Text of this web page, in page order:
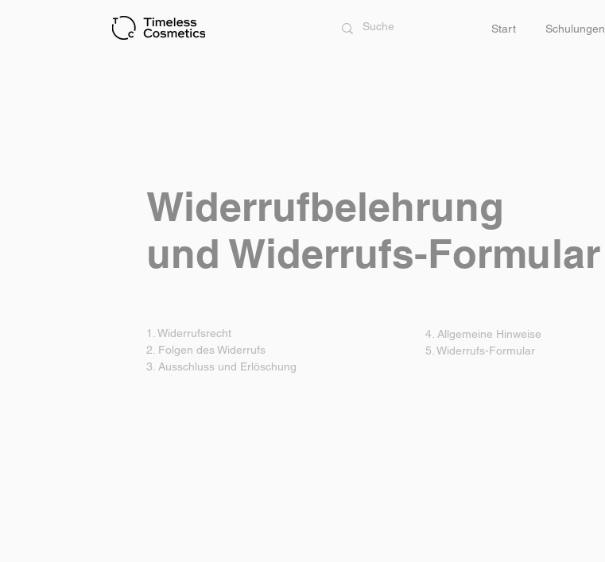
Start Schulungen
Widerrufbelehrung
und Widerrufs-Formular
1. Widerrufsrecht
2. Folgen des Widerrufs
3. Ausschluss und Erlöschung
4. Allgemeine Hinweise
5. Widerrufs-Formular